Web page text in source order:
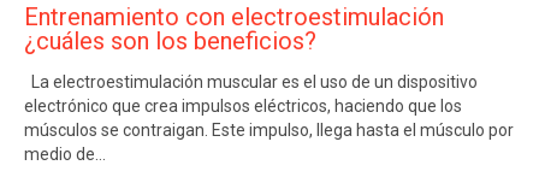
Entrenamiento con electroestimulación
¿cuáles son los beneficios?
La electroestimulación muscular es el uso de un dispositivo
electrónico que crea impulsos eléctricos, haciendo que los
músculos se contraigan. Este impulso, llega hasta el músculo por
medio de…